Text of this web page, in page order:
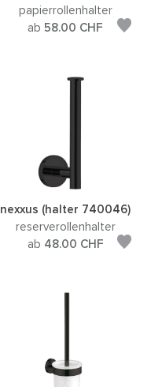
papierrollenhalter
ab 58.00 CHF
nexxus (halter 740046)
reserverollenhalter
ab 48.00 CHF